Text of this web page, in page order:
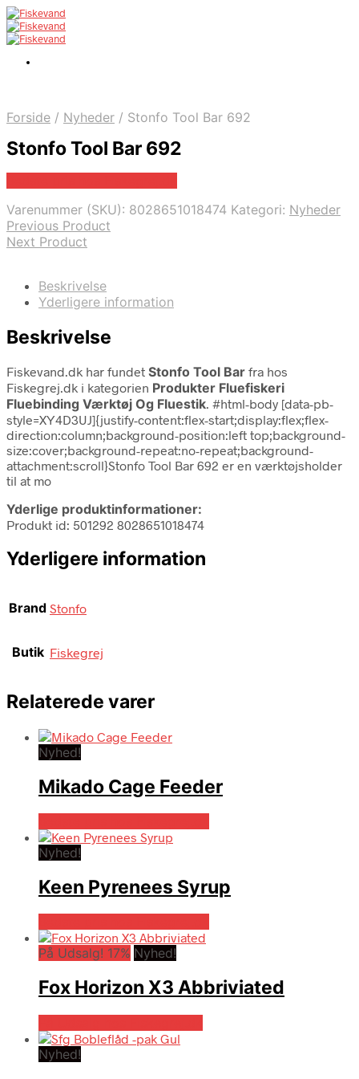
Forside / Nyheder / Stonfo Tool Bar 692
Stonfo Tool Bar 692
Varenummer (SKU): 8028651018474 Kategori: Nyheder
Previous Product
Next Product
Beskrivelse
Yderligere information
Beskrivelse
Fiskevand.dk har fundet Stonfo Tool Bar fra hos
Fiskegrej.dk i kategorien Produkter Fluefiskeri
Fluebinding Værktøj Og Fluestik. #html-body [data-pb-
style=XY4D3UJ]{justify-content:flex-start;display:flex;flex-
direction:column;background-position:left top;background-
size:cover;background-repeat:no-repeat;background-
attachment:scroll}Stonfo Tool Bar 692 er en værktøjsholder
til at mo
Yderlige produktinformationer:
Produkt id: 501292 8028651018474
Yderligere information
Brand Stonfo
Butik Fiskegrej
Relaterede varer
Nyhed!
Mikado Cage Feeder
Nyhed!
Keen Pyrenees Syrup
På Udsalg! 17% Nyhed!
Fox Horizon X3 Abbriviated
Nyhed!